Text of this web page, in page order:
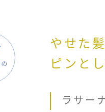
やせた
ピンと
ラサー